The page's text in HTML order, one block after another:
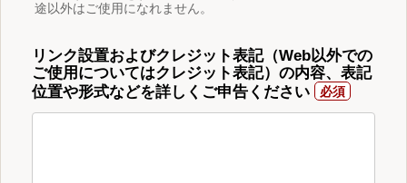
途以外はご使用になれません。
リンク設置およびクレジット表記（Web以外での
ご使用についてはクレジット表記）の内容、表記
位置や形式などを詳しくご申告ください